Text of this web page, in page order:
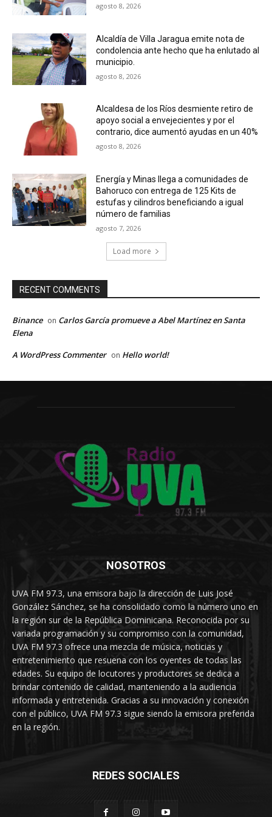
agosto 8, 2026
Alcaldía de Villa Jaragua emite nota de
condolencia ante hecho que ha enlutado al
municipio.
agosto 8, 2026
Alcaldesa de los Ríos desmiente retiro de
apoyo social a envejecientes y por el
contrario, dice aumentó ayudas en un 40%
agosto 8, 2026
Energía y Minas llega a comunidades de
Bahoruco con entrega de 125 Kits de
estufas y cilindros beneficiando a igual
número de familias
agosto 7, 2026
Load more
RECENT COMMENTS
Binance on Carlos García promueve a Abel Martínez en Santa
Elena
A WordPress Commenter on Hello world!
NOSOTROS
UVA FM 97.3, una emisora bajo la dirección de Luis José
González Sánchez, se ha consolidado como la número uno en
la región sur de la República Dominicana. Reconocida por su
variada programación y su compromiso con la comunidad,
UVA FM 97.3 ofrece una mezcla de música, noticias y
entretenimiento que resuena con los oyentes de todas las
edades. Su equipo de locutores y productores se dedica a
brindar contenido de calidad, manteniendo a la audiencia
informada y entretenida. Gracias a su innovación y conexión
con el público, UVA FM 97.3 sigue siendo la emisora preferida
en la región.
REDES SOCIALES